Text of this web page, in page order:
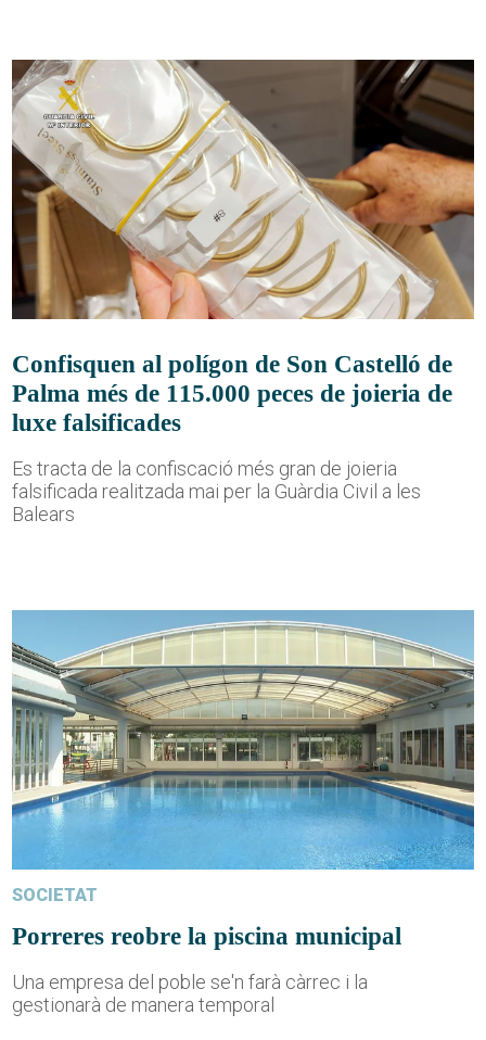
Confisquen al polígon de Son Castelló de
Palma més de 115.000 peces de joieria de
luxe falsificades
Es tracta de la confiscació més gran de joieria
falsificada realitzada mai per la Guàrdia Civil a les
Balears
SOCIETAT
Porreres reobre la piscina municipal
Una empresa del poble se'n farà càrrec i la
gestionarà de manera temporal